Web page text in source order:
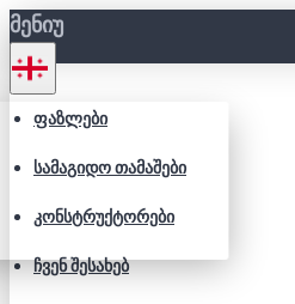
ᲛᲔᲜᲘᲣ
ᲤᲐᲖᲚᲔᲑᲘ
ᲡᲐᲛᲐᲒᲘᲓᲝ ᲗᲐᲛᲐᲨᲔᲑᲘ
ᲙᲝᲜᲡᲢᲠᲣᲥᲢᲝᲠᲔᲑᲘ
ᲩᲕᲔᲜ ᲨᲔᲡᲐᲮᲔᲑ